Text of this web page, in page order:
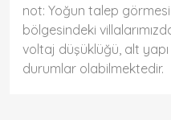
not: Yoğun talep
bölgesindeki
voltaj düşüklüğü, alt yapı
durumlar olabilmektedir.